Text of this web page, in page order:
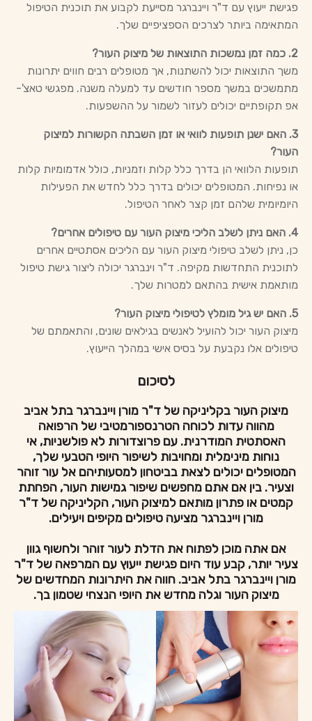
פגישת ייעוץ עם ד"ר ויינברגר מסייעת לקבוע את תוכנית הטיפול
המתאימה ביותר לצרכים הספציפיים שלך.
2. כמה זמן נמשכות התוצאות של מיצוק העור?
משך התוצאות יכול להשתנות, אך מטופלים רבים חווים יתרונות
מתמשכים במשך מספר חודשים עד למעלה משנה. מפגשי טאצ'-
אפ תקופתיים יכולים לעזור לשמור על ההשפעות.
3. האם ישנן תופעות לוואי או זמן השבתה הקשורות למיצוק
העור?
תופעות הלוואי הן בדרך כלל קלות וזמניות, כולל אדמומיות קלות
או נפיחות. המטופלים יכולים בדרך כלל לחדש את הפעילות
היומיומית שלהם זמן קצר לאחר הטיפול.
4. האם ניתן לשלב הליכי מיצוק העור עם טיפולים אחרים?
כן, ניתן לשלב טיפולי מיצוק העור עם הליכים אסתטיים אחרים
לתוכנית התחדשות מקיפה. ד"ר וינברגר יכולה ליצור גישת טיפול
מותאמת אישית בהתאם למטרות שלך.
5. האם יש גיל מומלץ לטיפולי מיצוק העור?
מיצוק העור יכול להועיל לאנשים בגילאים שונים, והתאמתם של
טיפולים אלו נקבעת על בסיס אישי במהלך הייעוץ.
לסיכום
מיצוק העור בקליניקה של ד"ר מורן ויינברגר בתל אביב
מהווה עדות לכוחה הטרנספורמטיבי של הרפואה
האסתטית המודרנית. עם פרוצדורות לא פולשניות, אי
נוחות מינימלית ומחויבות לשיפור היופי הטבעי שלך,
המטופלים יכולים לצאת בביטחון למסעותיהם אל עור זוהר
וצעיר. בין אם אתם מחפשים שיפור גמישות העור, הפחתת
קמטים או פתרון מותאם למיצוק העור, הקליניקה של ד"ר
מורן ויינברגר מציעה טיפולים מקיפים ויעילים.
אם אתה מוכן לפתוח את הדלת לעור זוהר ולחשוף גוון
צעיר יותר, קבע עוד היום פגישת ייעוץ עם המרפאה של ד"ר
מורן ויינברגר בתל אביב. חווה את היתרונות המחדשים של
מיצוק העור וגלה מחדש את היופי הנצחי שטמון בך.